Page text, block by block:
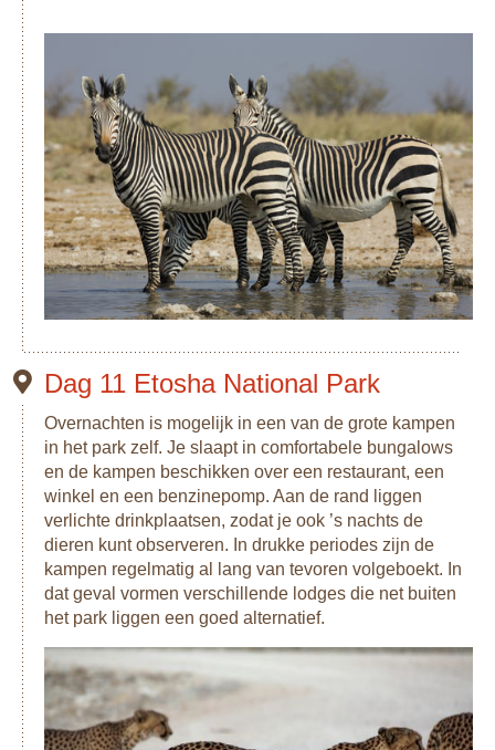
Dag 11 Etosha National Park
Overnachten is mogelijk in een van de grote kampen
in het park zelf. Je slaapt in comfortabele bungalows
en de kampen beschikken over een restaurant, een
winkel en een benzinepomp. Aan de rand liggen
verlichte drinkplaatsen, zodat je ook ’s nachts de
dieren kunt observeren. In drukke periodes zijn de
kampen regelmatig al lang van tevoren volgeboekt. In
dat geval vormen verschillende lodges die net buiten
het park liggen een goed alternatief.